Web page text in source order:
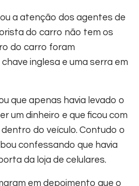
a atenção dos agentes de
do carro não tem os
do carro foram
inglesa e uma serra em
que apenas havia levado o
um dinheiro e que ficou com
do veículo. Contudo o
confessando que havia
da loja de celulares.
em depoimento que o